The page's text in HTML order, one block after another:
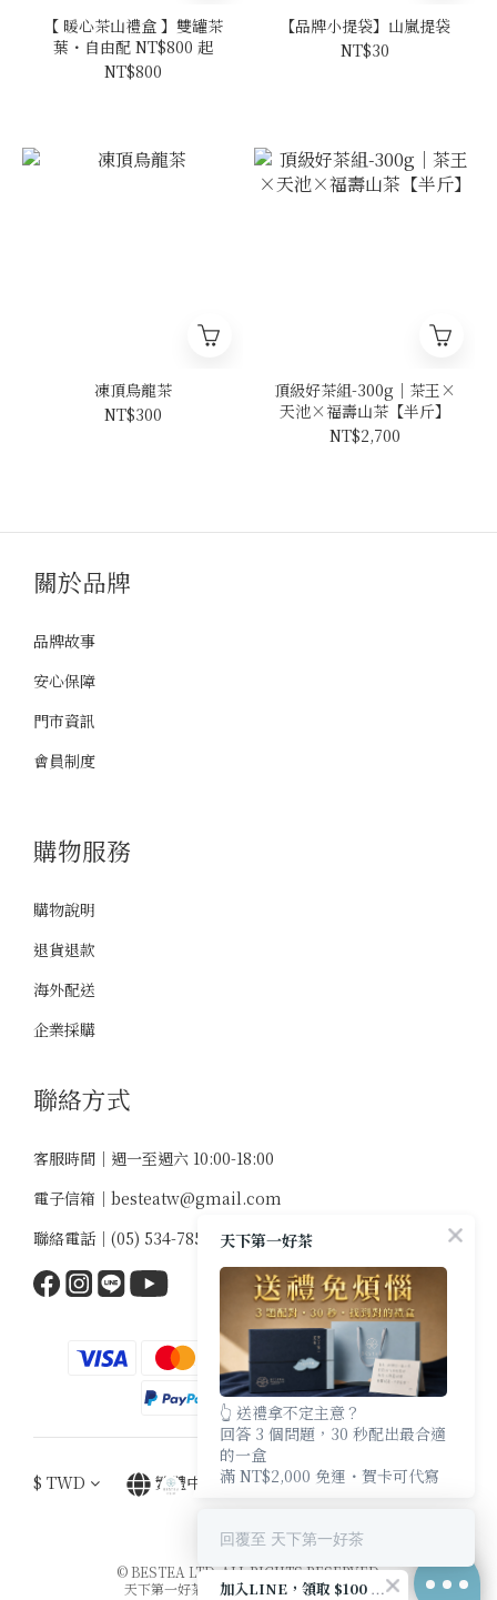
【 暖心茶山禮盒 】雙罐茶
葉・自由配 NT$800 起
NT$800
【品牌小提袋】山嵐提袋
NT$30
凍頂烏龍茶
NT$300
頂級好茶組-300g｜茶王×
天池×福壽山茶【半斤】
NT$2,700
關於品牌
品牌故事
安心保障
門市資訊
會員制度
購物服務
購物說明
退貨退款
海外配送
企業採購
聯絡方式
客服時間｜週一至週六 10:00-18:00
電子信箱｜ besteatw@gmail.com
聯絡電話｜ (05) 534-7859
$ TWD 繁體中文
© BESTEA LTD. ALL RIGHTS RESERVED.
天下第一好茶有限公司｜統編：94064688
天下第一好茶
👆 送禮拿不定主意？
回答 3 個問題，30 秒配出最合適
的一盒
滿 NT$2,000 免運・賀卡可代寫
回覆至 天下第一好茶
加入LINE，領取 $100 優惠券